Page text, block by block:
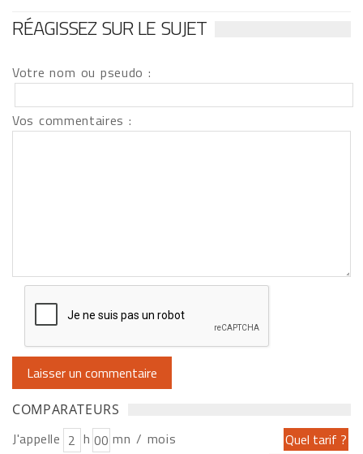
RÉAGISSEZ SUR LE SUJET
Votre nom ou pseudo :
Vos commentaires :
COMPARATEURS
J'appelle h
mn / mois